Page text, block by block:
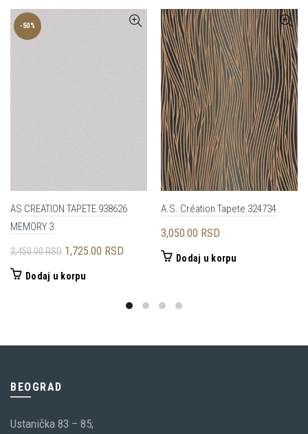
-50%
AS CREATION TAPETE 938626
MEMORY 3
3,450.00RSD Originalna
1,725.00 RSD
1,725.00 RSD.
Dodaj u korpu
A.S. Création Tapete 324734
3,050.00 RSD
Dodaj u korpu
BEOGRAD
Ustanička 83 – 85;